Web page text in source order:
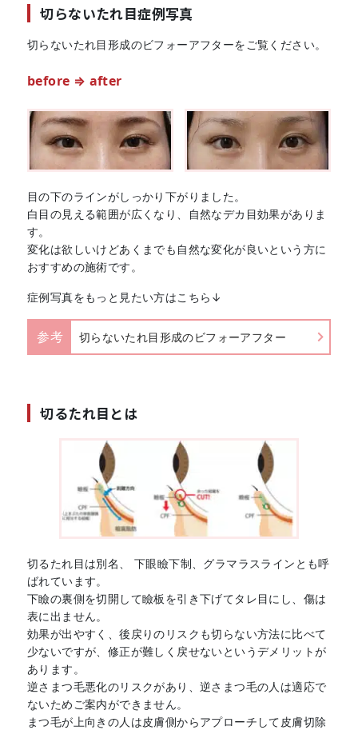
切らないたれ目症例写真
切らないたれ目形成のビフォーアフターをご覧ください。
before ⇒ after
目の下のラインがしっかり下がりました。
白目の見える範囲が広くなり、自然なデカ目効果がありま
す。
変化は欲しいけどあくまでも自然な変化が良いという方に
おすすめの施術です。
症例写真をもっと見たい方はこちら↓
参考 切らないたれ目形成のビフォーアフター
切るたれ目とは
切るたれ目は別名、 下眼瞼下制、グラマラスラインとも呼
ばれています。
下瞼の裏側を切開して瞼板を引き下げてタレ目にし、傷は
表に出ません。
効果が出やすく、後戻りのリスクも切らない方法に比べて
少ないですが、修正が難しく戻せないというデメリットが
あります。
逆さまつ毛悪化のリスクがあり、逆さまつ毛の人は適応で
ないためご案内ができません。
まつ毛が上向きの人は皮膚側からアプローチして皮膚切除